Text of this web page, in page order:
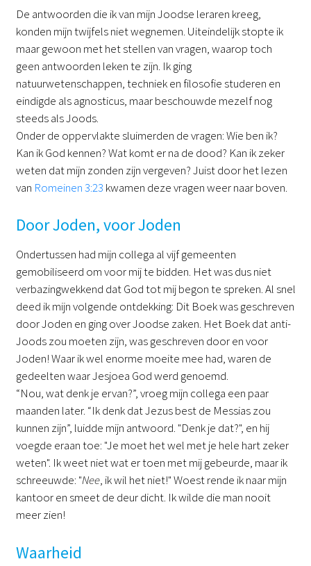
De antwoorden die ik van mijn Joodse leraren kreeg,
konden mijn twijfels niet wegnemen. Uiteindelijk stopte ik
maar gewoon met het stellen van vragen, waarop toch
geen antwoorden leken te zijn. Ik ging
natuurwetenschappen, techniek en filosofie studeren en
eindigde als agnosticus, maar beschouwde mezelf nog
steeds als Joods.
Onder de oppervlakte sluimerden de vragen: Wie ben ik?
Kan ik God kennen? Wat komt er na de dood? Kan ik zeker
weten dat mijn zonden zijn vergeven? Juist door het lezen
van Romeinen 3:23 kwamen deze vragen weer naar boven.
Door Joden, voor Joden
Ondertussen had mijn collega al vijf gemeenten
gemobiliseerd om voor mij te bidden. Het was dus niet
verbazingwekkend dat God tot mij begon te spreken. Al snel
deed ik mijn volgende ontdekking: Dit Boek was geschreven
door Joden en ging over Joodse zaken. Het Boek dat anti-
Joods zou moeten zijn, was geschreven door en voor
Joden! Waar ik wel enorme moeite mee had, waren de
gedeelten waar Jesjoea God werd genoemd.
“Nou, wat denk je ervan?”, vroeg mijn collega een paar
maanden later. “Ik denk dat Jezus best de Messias zou
kunnen zijn”, luidde mijn antwoord. "Denk je dat?", en hij
voegde eraan toe: "Je moet het wel met je hele hart zeker
weten". Ik weet niet wat er toen met mij gebeurde, maar ik
schreeuwde: "Nee, ik wil het niet!" Woest rende ik naar mijn
kantoor en smeet de deur dicht. Ik wilde die man nooit
meer zien!
Waarheid